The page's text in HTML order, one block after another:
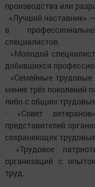
производства или
· «Лучший наставник»
в
специалистов.
· «Молодой
добившихся
· «Семейные
менее трёх поколений
либо с общим
· «Совет
представителей
сохраняющих
· «Трудовое
организаций с
труд.